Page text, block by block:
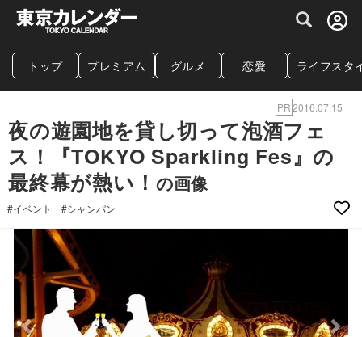
グルメ情報・プレミアムレストラン予約
トップ プレミアム グルメ 恋愛 ライフスタ
PR2016.07.15
夜の遊園地を貸し切って泡酒フェ
ス！『TOKYO Sparkling Fes』の
最終幕が熱い！ の画像
#イベント #シャンパン